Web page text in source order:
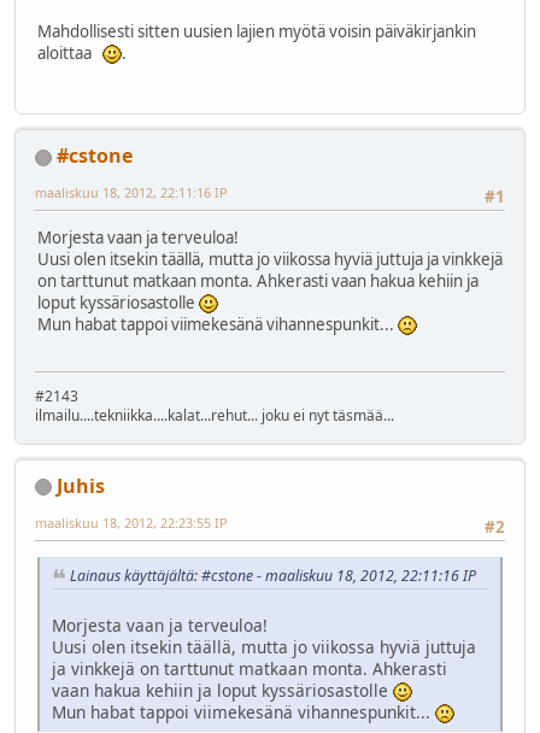
Mahdollisesti sitten uusien lajien myötä voisin päiväkirjankin
aloittaa
.
#cstone
#1
maaliskuu 18, 2012, 22:11:16 IP
Morjesta vaan ja terveuloa!
Uusi olen itsekin täällä, mutta jo viikossa hyviä juttuja ja vinkkejä
on tarttunut matkaan monta. Ahkerasti vaan hakua kehiin ja
loput kyssäriosastolle
Mun habat tappoi viimekesänä vihannespunkit...
#2143
ilmailu....tekniikka....kalat...rehut... joku ei nyt täsmää...
Juhis
#2
maaliskuu 18, 2012, 22:23:55 IP
Lainaus käyttäjältä: #cstone - maaliskuu 18, 2012, 22:11:16 IP
Morjesta vaan ja terveuloa!
Uusi olen itsekin täällä, mutta jo viikossa hyviä juttuja
ja vinkkejä on tarttunut matkaan monta. Ahkerasti
vaan hakua kehiin ja loput kyssäriosastolle
Mun habat tappoi viimekesänä vihannespunkit...